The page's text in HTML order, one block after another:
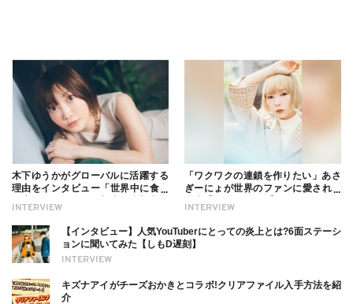
INTERVIEW
木下ゆうかがグローバルに活躍する
理由をインタビュー「世界中に食べ
ついても
INTERVIEW
「ワクワクの連鎖を作りたい」あさ
ぎーにょが世界のファンに愛される
INTERVIEW
【インタビュー】人気YouTuberにとっての炎上とは?6面ステーシ
ョンに聞いてみた【しもD遅刻】
キズナアイがチーズおかきとコラボ!クリアファイル入手方法を紹
介